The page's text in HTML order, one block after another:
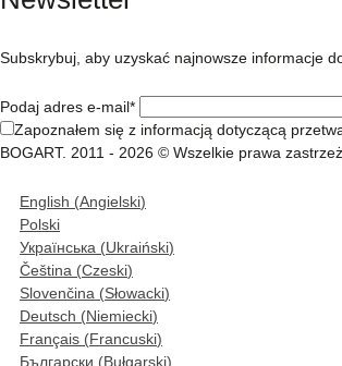
Subskrybuj, aby uzyskać najnowsze informacje
Podaj adres e-mail*
Zapoznałem się z informacją dotyczącą
BOGART. 2011 - 2026 © Wszelkie prawa
English (Angielski)
Polski
Українська (Ukraiński)
Čeština (Czeski)
Slovenčina (Słowacki)
Deutsch (Niemiecki)
Français (Francuski)
Български (Bułgarski)